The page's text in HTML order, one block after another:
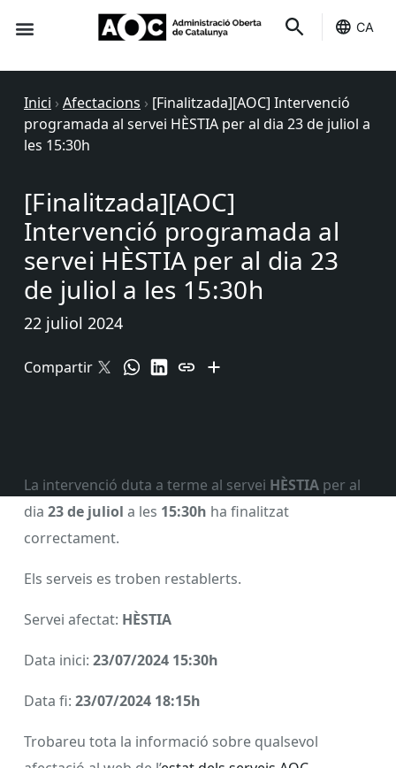
CA
Inici › Afectacions › [Finalitzada][AOC] Intervenció
programada al servei HÈSTIA per al dia 23 de juliol a
les 15:30h
[Finalitzada][AOC]
Intervenció programada al
servei HÈSTIA per al dia 23
de juliol a les 15:30h
22 juliol 2024
Compartir
La intervenció duta a terme al servei HÈSTIA per al
dia 23 de juliol a les 15:30h ha finalitzat
correctament.
Els serveis es troben restablerts.
Servei afectat: HÈSTIA
Data inici: 23/07/2024 15:30h
Data fi: 23/07/2024 18:15h
Trobareu tota la informació sobre qualsevol